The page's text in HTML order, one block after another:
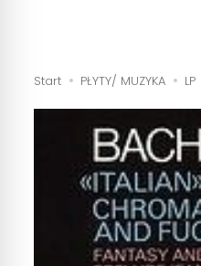
Start PŁYTY/ MUZYKA LP